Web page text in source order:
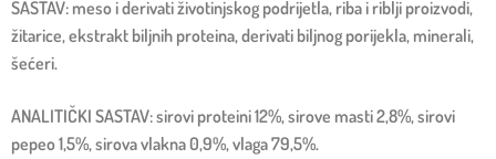
SASTAV: meso i derivati životinjskog podrijetla, riba i riblji proizvodi,
žitarice, ekstrakt biljnih proteina, derivati biljnog porijekla, minerali,
šećeri.
ANALITIČKI SASTAV: sirovi proteini 12%, sirove masti 2,8%, sirovi
pepeo 1,5%, sirova vlakna 0,9%, vlaga 79,5%.